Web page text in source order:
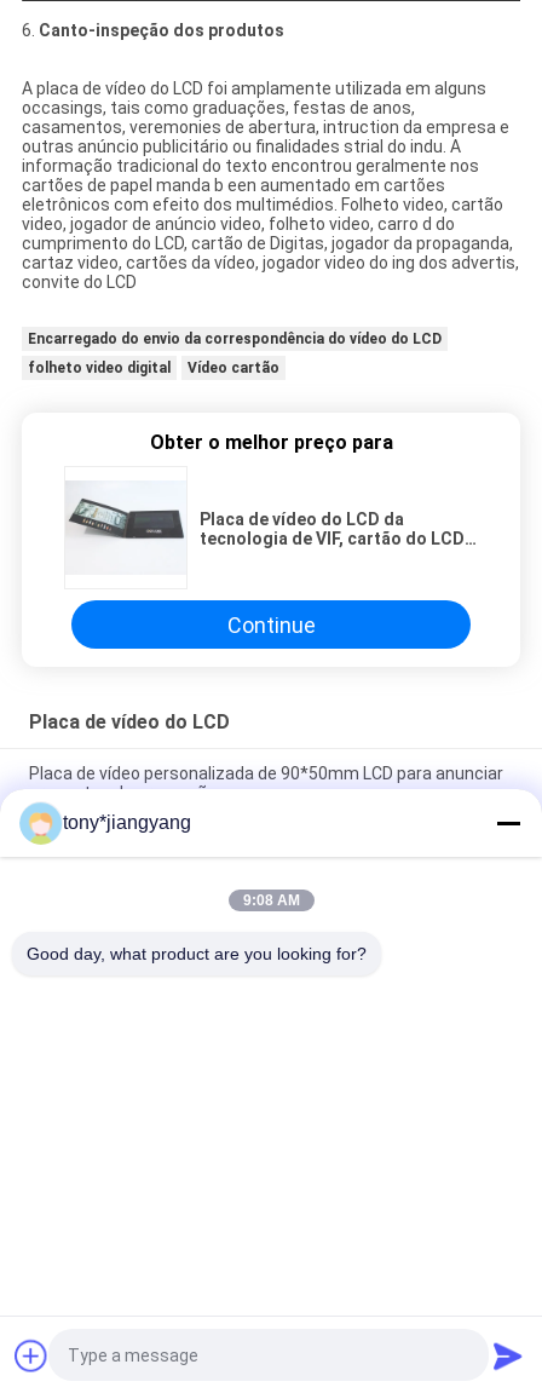
6. Canto-inspeção dos produtos
A placa de vídeo do LCD foi amplamente utilizada em alguns
occasings, tais como graduações, festas de anos,
casamentos, veremonies de abertura, intruction da empresa e
outras anúncio publicitário ou finalidades strial do indu. A
informação tradicional do texto encontrou geralmente nos
cartões de papel manda b een aumentado em cartões
eletrônicos com efeito dos multimédios. Folheto video, cartão
video, jogador de anúncio video, folheto video, carro d do
cumprimento do LCD, cartão de Digitas, jogador da propaganda,
cartaz video, cartões da vídeo, jogador video do ing dos advertis,
convite do LCD
Encarregado do envio da correspondência do vídeo do LCD
folheto video digital
Vídeo cartão
Obter o melhor preço para
Placa de vídeo do LCD da
tecnologia de VIF, cartão do LCD,
Continue
Placa de vídeo do LCD
Placa de vídeo personalizada de 90*50mm LCD para anunciar
presentes da promoção
Do cartão video do folheto do LCD da tecnologia de VIF a cor
completa e deslocou a impressão de CMYK
Placa de vídeo do ODM LCD do OEM para anunciar a impressão
Pedir um orçamento
tony*jiangyang
9:08 AM
Good day, what product are you looking for?